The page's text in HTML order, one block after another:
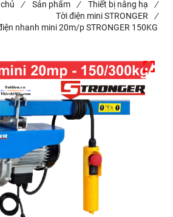
/ Sản phẩm / Thiết bị nâng hạ
/
Tời điện mini STRONGER
/
nhanh mini 20m/p STRONGER 150KG